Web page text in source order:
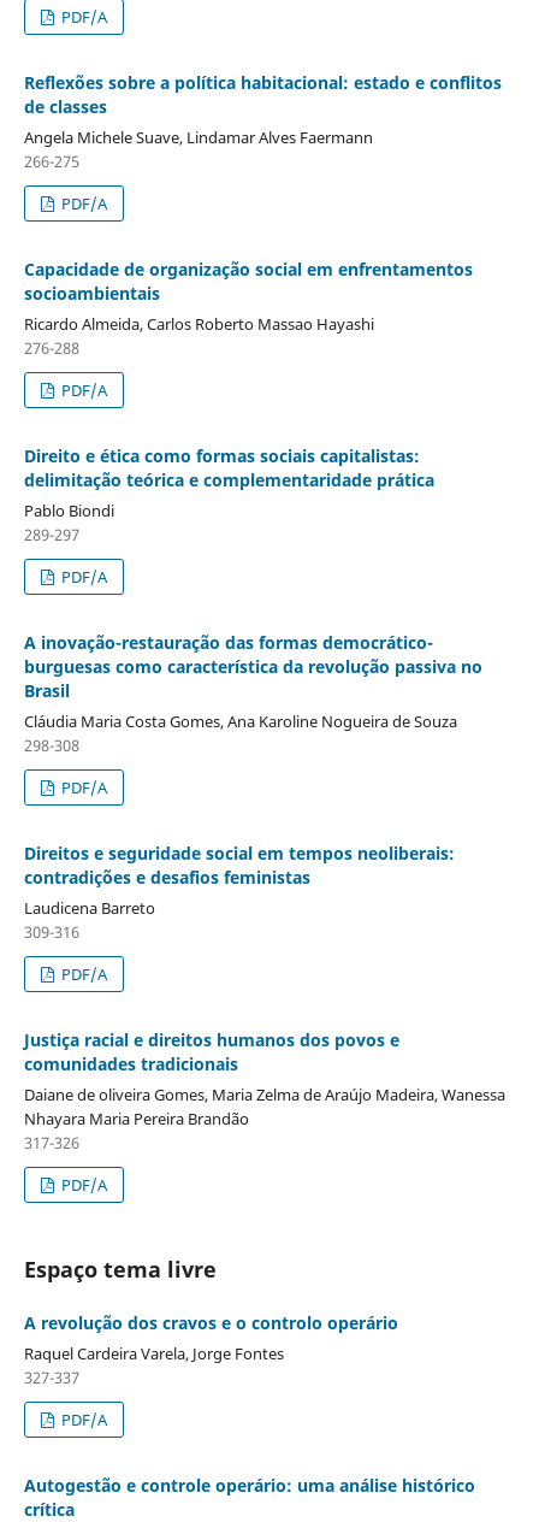
PDF/A
Reflexões sobre a política habitacional: estado e conflitos
de classes
Angela Michele Suave, Lindamar Alves Faermann
266-275
PDF/A
Capacidade de organização social em enfrentamentos
socioambientais
Ricardo Almeida, Carlos Roberto Massao Hayashi
276-288
PDF/A
Direito e ética como formas sociais capitalistas:
delimitação teórica e complementaridade prática
Pablo Biondi
289-297
PDF/A
A inovação-restauração das formas democrático-
burguesas como característica da revolução passiva no
Brasil
Cláudia Maria Costa Gomes, Ana Karoline Nogueira de Souza
298-308
PDF/A
Direitos e seguridade social em tempos neoliberais:
contradições e desafios feministas
Laudicena Barreto
309-316
PDF/A
Justiça racial e direitos humanos dos povos e
comunidades tradicionais
Daiane de oliveira Gomes, Maria Zelma de Araújo Madeira, Wanessa
Nhayara Maria Pereira Brandão
317-326
PDF/A
Espaço tema livre
A revolução dos cravos e o controlo operário
Raquel Cardeira Varela, Jorge Fontes
327-337
PDF/A
Autogestão e controle operário: uma análise histórico
crítica